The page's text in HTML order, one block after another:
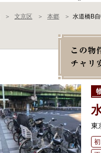
文京区 本郷 水道橋B
東